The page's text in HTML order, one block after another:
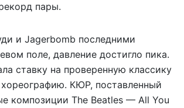
пары.
и Jagerbomb последними
поле, давление достигло пика.
ставку на проверенную классику
КЮР, поставленный
композиции The Beatles — All You